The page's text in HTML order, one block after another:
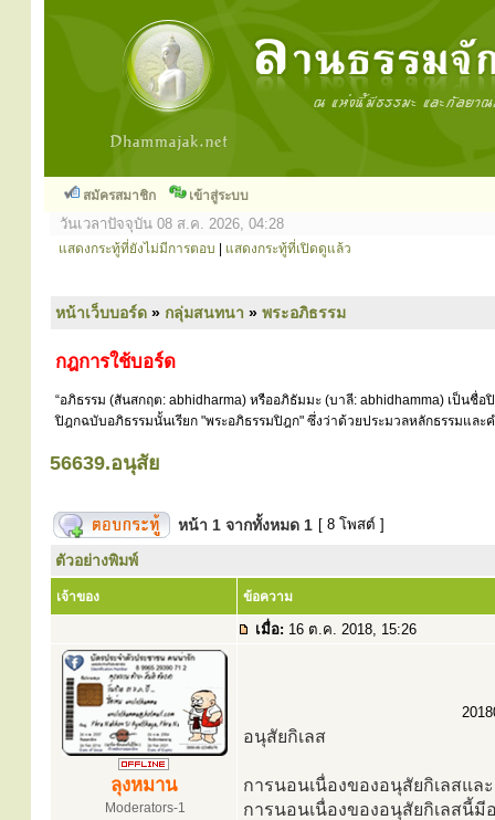
สมัครสมาชิก เข้าสู่ระบบ
วันเวลาปัจจุบัน 08 ส.ค. 2026, 04:28
แสดงกระทู้ที่ยังไม่มีการตอบ แสดงกระทู้ที่เปิดดูแล้ว
หน้าเว็บบอร์ด » กลุ่มสนทนา » พระอภิธรรม
กฎการใช้บอร์ด
“อภิธรรม (สันสกฤต: abhidharma) หรืออภิธัมมะ (บาลี: abhidhamma) เป็น
ปิฎกฉบับอภิธรรมนั้นเรียก "พระอภิธรรมปิฎก" ซึ่งว่าด้วยประมวลหลักธรรมแล
56639.อนุสัย
หน้า 1 จากทั้งหมด 1 [ 8 โพสต์ ]
ตัวอย่างพิมพ์
เจ้าของ ข้อความ
เมื่อ: 16 ต.ค. 2018, 15:26
ลุงหมาน
Moderators-1
อนุสัยกิเลส
การนอนเนื่องของอนุสัยกิเลสแ
การนอนเนื่องของอนุสัยกิเลสนี้มี